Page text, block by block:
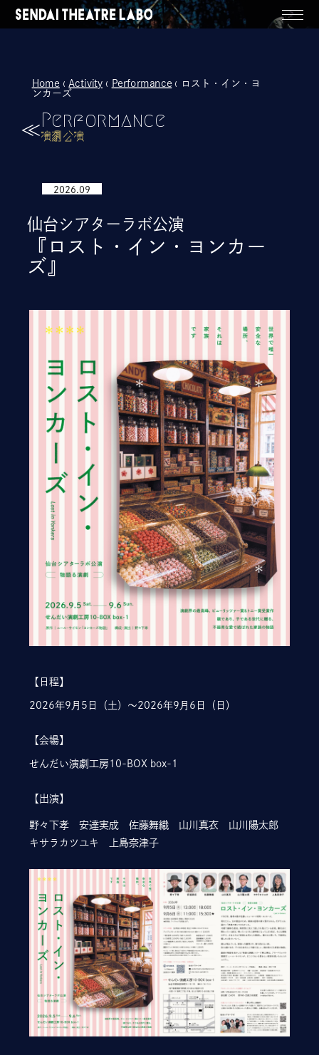
Home ‹ Activity ‹ Performance ‹ ロスト・イン・ヨ
ンカーズ
Performance
演劇公演
2026.09
仙台シアターラボ公演
『ロスト・イン・ヨンカー
ズ』
日程
2026年9月5日（土）～2026年9月6日（日）
会場
せんだい演劇工房10-BOX box-1
出演
野々下孝 安達実成 佐藤舞織 山川真衣 山川陽太郎
キサラカツユキ 上島奈津子